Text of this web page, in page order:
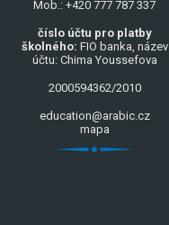
Mob.: +420 777 787 337
číslo účtu pro platby
školného: FIO banka, název
účtu: Chima Youssefova
2000594362/2010
education@arabic.cz
mapa